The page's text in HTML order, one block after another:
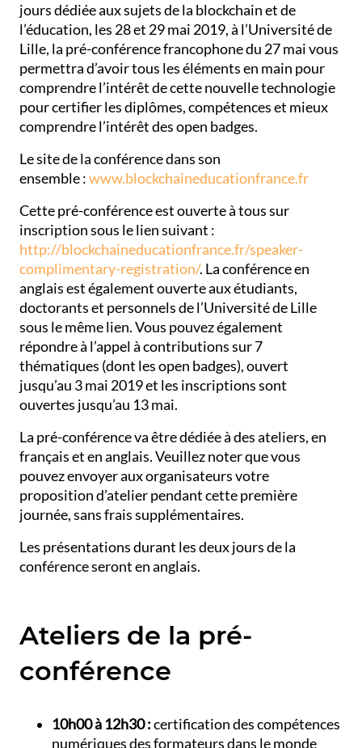
jours dédiée aux sujets de la blockchain et de
l’éducation, les 28 et 29 mai 2019, à l’Université de
Lille, la pré-conférence francophone du 27 mai vous
permettra d’avoir tous les éléments en main pour
comprendre l’intérêt de cette nouvelle technologie
pour certifier les diplômes, compétences et mieux
comprendre l’intérêt des open badges.
Le site de la conférence dans son
ensemble :www.blockchaineducationfrance.fr
Cette pré-conférence est ouverte à tous sur
inscription sous le lien suivant :
http://blockchaineducationfrance.fr/speaker-
complimentary-registration/. La conférence en
anglais est également ouverte aux étudiants,
doctorants et personnels de l’Université de Lille
sous le même lien. Vous pouvez également
répondre à l’appel à contributions sur 7
thématiques (dont les open badges), ouvert
jusqu’au 3 mai 2019 et les inscriptions sont
ouvertes jusqu’au 13 mai.
La pré-conférence va être dédiée à des ateliers, en
français et en anglais. Veuillez noter que vous
pouvez envoyer aux organisateurs votre
proposition d’atelier pendant cette première
journée, sans frais supplémentaires.
Les présentations durant les deux jours de la
conférence seront en anglais.
Ateliers de la pré-
conférence
10h00 à 12h30 :certification des compétences
numériques des formateurs dans le monde